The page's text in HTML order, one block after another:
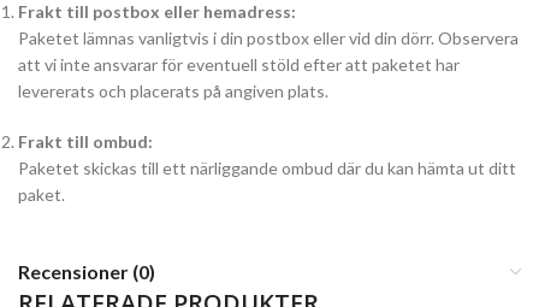
Frakt till postbox eller hemadress:
Paketet lämnas vanligtvis i din postbox eller vid din dörr. Observera
att vi inte ansvarar för eventuell stöld efter att paketet har
levererats och placerats på angiven plats.
Frakt till ombud:
Paketet skickas till ett närliggande ombud där du kan hämta ut ditt
paket.
Recensioner (0)